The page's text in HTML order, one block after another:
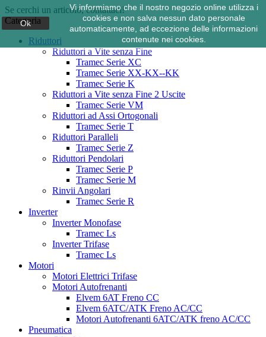
Se cerchi un articolo, contattaci!
Categoria
Riduttori
Riduttori a Vite senza Fine
Tramec Serie XC
Tramec Serie XX-KX--KK
Tramec Serie K
Riduttori a Vite senza Fine 2 Uscite
Tramec Serie VM
Riduttori ad Assi Ortogonali
Tramec Serie T
Riduttori Paralleli
Tramec Serie Z
Riduttori Pendolari
Tramec Serie P
Tramec Serie M
Rinvii Angolari
Tramec Serie R
Inverter
Inverter Monofase
Tramec Ls
Inverter Trifase
Tramec Ls
Motori
Motori Elettrici Trifase
Motori Autofrenanti
Elvem 6AT Freno CC
Elvem 6ATC/ATK Freno AC/CC
Motori Autofrenanti 6ATC/ATK freno AC/CC
Pneumatica
Ok
Vi informiamo che il nostro negozio online utilizza i
cookies e non salva nessun dato personale
automaticamente, ad eccezione delle informazioni
contenute nei cookies.